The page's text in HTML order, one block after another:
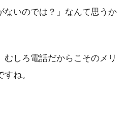
動調律アカデミー
乙乃（ゆめのおとの） 夢之
ないのでは？」なんて思うか
むしろ電話だからこそのメリ
ね。